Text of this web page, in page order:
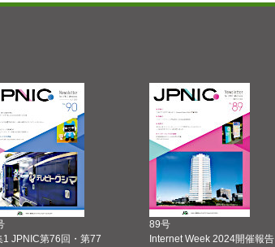
1 JPNIC第76回・第77
89号
Internet Week 2024開催報告